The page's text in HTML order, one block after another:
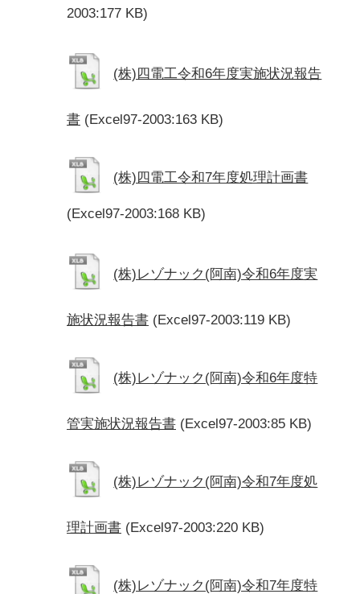
2003:177 KB)
(株)四電工令和6年度実施状況報告
書 (Excel97-2003:163 KB)
(株)四電工令和7年度処理計画書
(Excel97-2003:168 KB)
(株)レゾナック(阿南)令和6年度実
施状況報告書 (Excel97-2003:119 KB)
(株)レゾナック(阿南)令和6年度特
管実施状況報告書 (Excel97-2003:85 KB)
(株)レゾナック(阿南)令和7年度処
理計画書 (Excel97-2003:220 KB)
(株)レゾナック(阿南)令和7年度特